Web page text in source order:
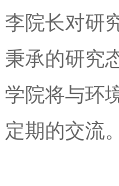
李院长对研
秉承的研究
学院将与环
定期的交流。